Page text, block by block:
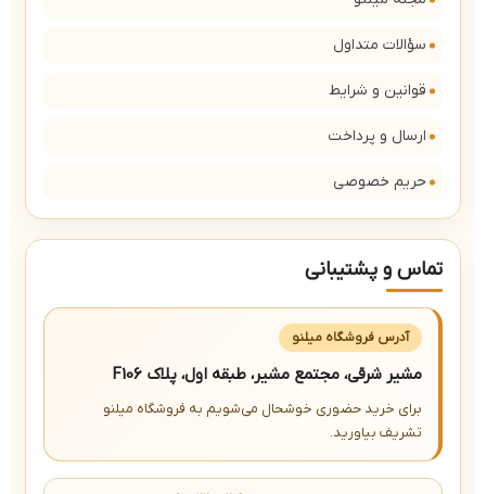
سؤالات متداول
قوانین و شرایط
ارسال و پرداخت
حریم خصوصی
تماس و پشتیبانی
آدرس فروشگاه میلنو
مشیر شرقی، مجتمع مشیر، طبقه اول، پلاک F106
برای خرید حضوری خوشحال می‌شویم به فروشگاه میلنو
تشریف بیاورید.